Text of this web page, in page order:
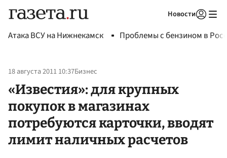
Новости
Атака ВСУ на Нижнекамск Проблемы с бензином в
18 августа 2011 10:37Бизнес
«Известия»: для крупных
покупок в магазинах
потребуются карточки, вводят
лимит наличных расчетов